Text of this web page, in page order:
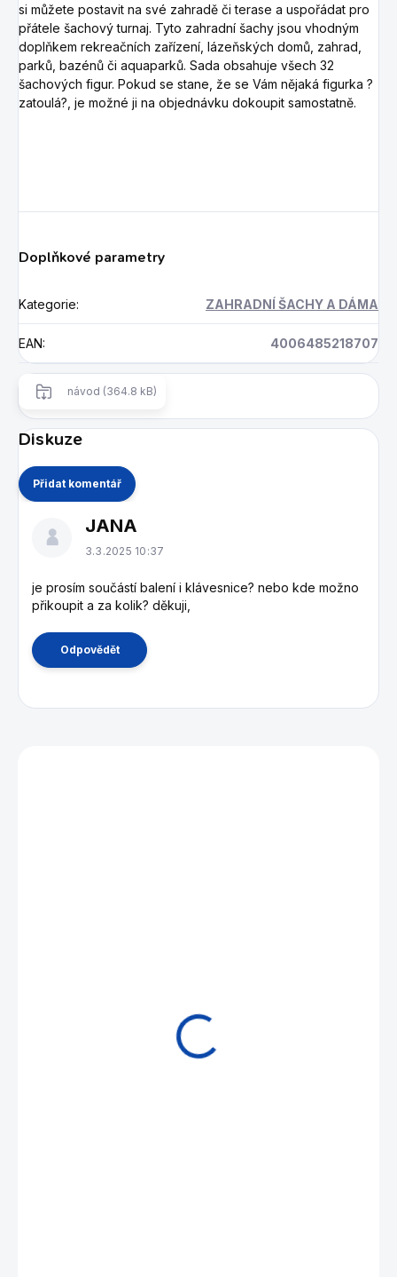
si můžete postavit na své zahradě či terase a uspořádat pro
přátele šachový turnaj. Tyto zahradní šachy jsou vhodným
doplňkem rekreačních zařízení, lázeňských domů, zahrad,
parků, bazénů či aquaparků. Sada obsahuje všech 32
šachových figur. Pokud se stane, že se Vám nějaká figurka ?
zatoulá?, je možné ji na objednávku dokoupit samostatně.
Doplňkové parametry
Kategorie: ZAHRADNÍ ŠACHY A DÁMA
EAN: 4006485218707
návod (364.8 kB)
Diskuze
Přidat komentář
z
JANA
3.3.2025 10:37
je prosím součástí balení i klávesnice? nebo kde možno
přikoupit a za kolik? děkuji,
Odpovědět